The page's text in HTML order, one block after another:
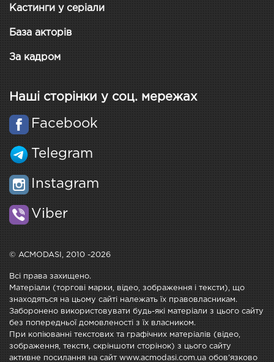
Кастинги у серіали
База акторів
За кадром
Наші сторінки у соц. мережах
Facebook
Telegram
Instagram
Viber
© ACMODASI, 2010 -2026
Всі права захищено.
Матеріали (торгові марки, відео, зображення і тексти), що
знаходяться на цьому сайті належать їх правовласникам.
Заборонено використовувати будь-які матеріали з цього сайту
без попередньої домовленості з їх власником.
При копіюванні текстових та графічних матеріалів (відео,
зображення, тексти, скріншоти сторінок) з цього сайту
активне посилання на сайт www.acmodasi.com.ua обов'язково